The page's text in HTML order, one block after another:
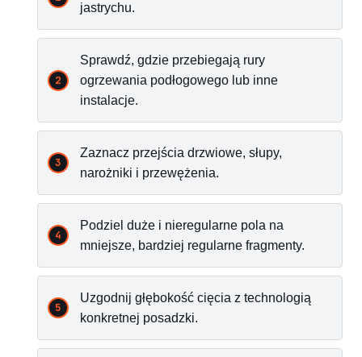
jastrychu.
Sprawdź, gdzie przebiegają rury
ogrzewania podłogowego lub inne
instalacje.
Zaznacz przejścia drzwiowe, słupy,
narożniki i przewężenia.
Podziel duże i nieregularne pola na
mniejsze, bardziej regularne fragmenty.
Uzgodnij głębokość cięcia z technologią
konkretnej posadzki.